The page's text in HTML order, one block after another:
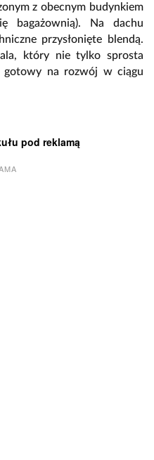
z obecnym budynkiem
bagażownią). Na dachu
przysłonięte blendą.
który nie tylko sprosta
na rozwój w ciągu
pod reklamą